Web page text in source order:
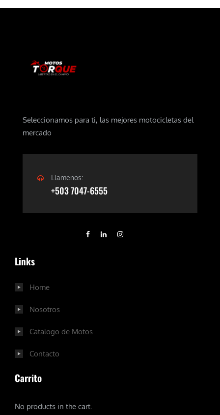
Seleccionamos para ti, las mejores motocicletas del
mercado
Llamenos:
+503 7047-6555
Links
Home
Nosotros
Catalogo de Motos
Contacto
Carrito
No products in the cart.